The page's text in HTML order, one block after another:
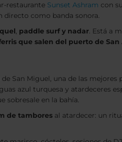
restaurante Sunset Ashram con
directo como banda sonora.
, paddle surf y nadar. Está a
que salen del puerto de
San Miguel, una de las mejores
azul turquesa y atardeceres
sobresale en la bahía.
de tambores al atardecer: un